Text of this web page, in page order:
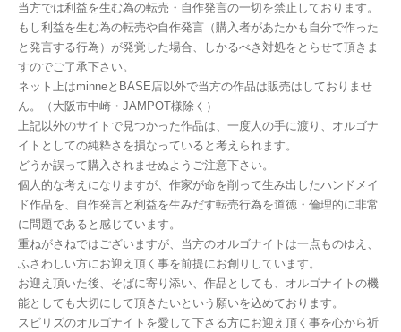
当方では利益を生む為の転売・自作発言の一切を禁止しております。
もし利益を生む為の転売や自作発言（購入者があたかも自分で作った
と発言する行為）が発覚した場合、しかるべき対処をとらせて頂きま
すのでご了承下さい。
ネット上はminneとBASE店以外で当方の作品は販売はしておりませ
ん。（大阪市中崎・JAMPOT様除く）
上記以外のサイトで見つかった作品は、一度人の手に渡り、オルゴナ
イトとしての純粋さを損なっていると考えられます。
どうか誤って購入されませぬようご注意下さい。
個人的な考えになりますが、作家が命を削って生み出したハンドメイ
ド作品を、自作発言と利益を生みだす転売行為を道徳・倫理的に非常
に問題であると感じています。
重ねがさねではございますが、当方のオルゴナイトは一点ものゆえ、
ふさわしい方にお迎え頂く事を前提にお創りしています。
お迎え頂いた後、そばに寄り添い、作品としても、オルゴナイトの機
能としても大切にして頂きたいという願いを込めております。
スピリズのオルゴナイトを愛して下さる方にお迎え頂く事を心から祈